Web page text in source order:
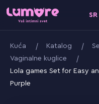
SR
Kuća Katalog
Vaginalne kuglice
Lola games Set for Easy
Purple